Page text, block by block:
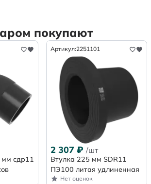
покупают
мм сдр11
Артикул:2251101
2 307 ₽ /шт
Втулка 225 мм SDR11
ПЭ100 литая удлиненная
Нет оценок